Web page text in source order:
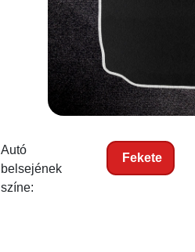
Autó
belsejének
színe:
Fekete